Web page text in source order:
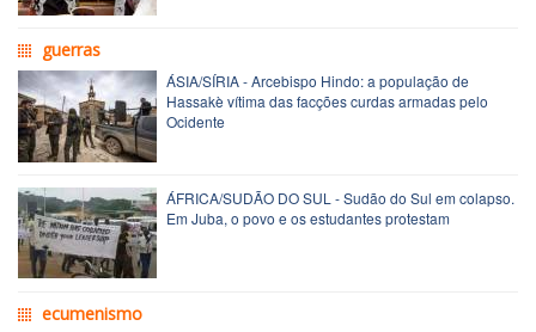
guerras
ÁSIA/SÍRIA - Arcebispo Hindo: a população de
Hassakè vítima das facções curdas armadas pelo
Ocidente
ÁFRICA/SUDÃO DO SUL - Sudão do Sul em colapso.
Em Juba, o povo e os estudantes protestam
ecumenismo